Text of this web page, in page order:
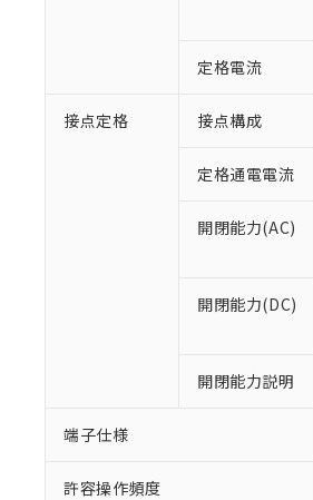
定格電流
接点定格 接点構成
定格通電電流
開閉能力(AC)
開閉能力(DC)
開閉能力説明
端子仕様
許容操作頻度